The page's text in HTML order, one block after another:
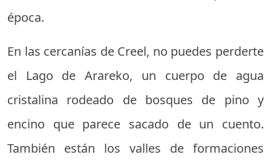
época.
En las cercanías de Creel, no puedes perderte
el Lago de Arareko, un cuerpo de agua
cristalina rodeado de bosques de pino y
encino que parece sacado de un cuento.
También están los valles de formaciones